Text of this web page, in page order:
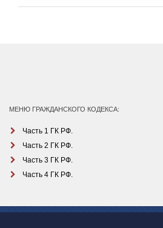
МЕНЮ ГРАЖДАНСКОГО КОДЕКСА:
Часть 1 ГК РФ.
Часть 2 ГК РФ.
Часть 3 ГК РФ.
Часть 4 ГК РФ.